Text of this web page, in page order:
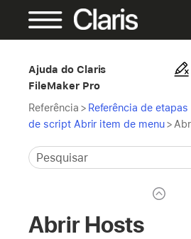
Ajuda do Claris
FileMaker Pro
Referência > Referência de
de script Abrir item de menu>
Abrir Hosts